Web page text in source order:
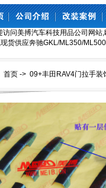
访问美搏汽车科技用品公司网
货供应奔驰GKL/ML350/
首页 -> 09+丰田RAV4门拉手装